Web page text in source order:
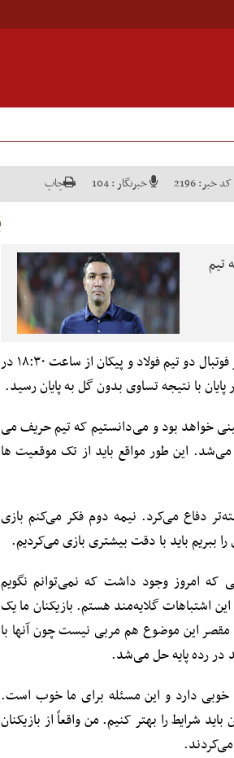
کد خبر:2196 خبرنگار :104 چاپ
تیم
در چارچوب هفته پنجم لیگ مسابقات برتر فوتبال دو تیم فولاد و پیکان از ساعت ۱۸:۳۰ در
با نتیجه تساوی بدون گل به پایان رسید.
خواهد بود و می‌دانستیم که تیم حریف می
این طور مواقع باید از تک موقعیت ها
دفاع می‌کرد. نیمه دوم فکر می‌کنم بازی
ببریم باید با دقت بیشتری بازی می‌کردیم.
که امروز وجود داشت که نمی‌توانم نگویم
به خاطر این اشتباهات گلایه‌مند هستم. بازیکنان ما یک
این موضوع هم مربی نیست چون آنها با
در رده پایه حل می‌شد.
دارد و این مسئله برای ما خوب است.
شرایط را بهتر کنیم. من واقعاً از بازیکنان